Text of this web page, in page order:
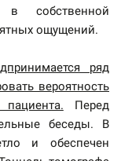
в собственной
ощущений.
ряд
вероятность
Перед
беседы. В
и обеспечен